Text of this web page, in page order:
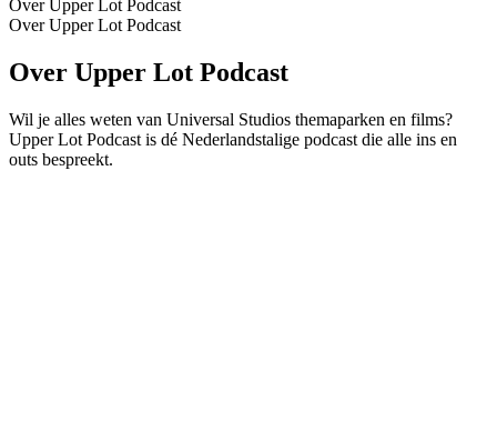
Over Upper Lot Podcast
Over Upper Lot Podcast
Over Upper Lot Podcast
Wil je alles weten van Universal Studios themaparken en films?
Upper Lot Podcast is dé Nederlandstalige podcast die alle ins en
outs bespreekt.